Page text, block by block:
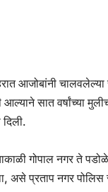
आजोबांनी
सात वर्षांच्या
दिली.
गोपाल नगर ते
असे प्रताप नगर पोलिस